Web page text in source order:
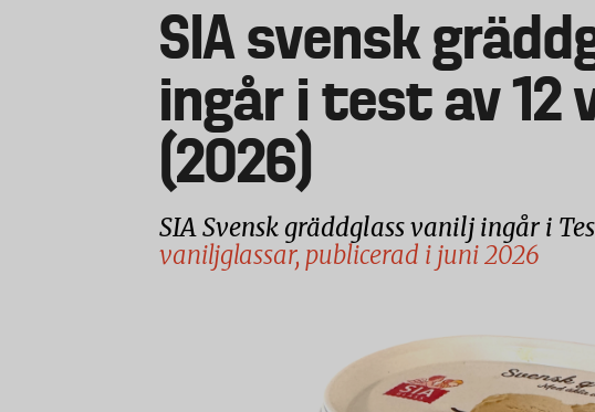
SIA svensk
ingår i test av 12
(2026)
SIA Svensk gräddglass vanilj ingår i
vaniljglassar, publicerad i juni 2026